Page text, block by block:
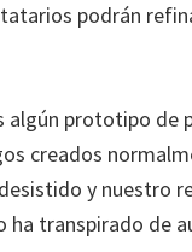
podrán
algún prototipo de
creados
y nuestro
ha transpirado de